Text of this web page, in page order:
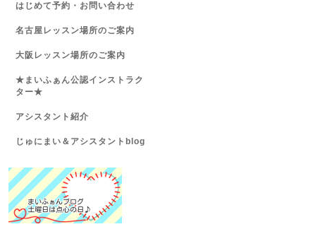
はじめて予約・お問い合わせ
名古屋レッスン場所のご案内
大阪レッスン場所のご案内
★まいふぁん公認インストラク
ター★
アシスタント紹介
じゅにまい＆アシスタントblog